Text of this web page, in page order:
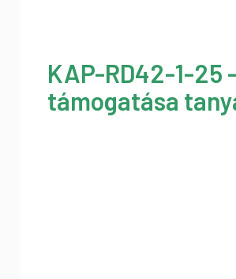
KAP-RD42-1-
támogatása